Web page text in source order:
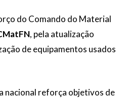
do Comando do Material
, pela atualização
de equipamentos usados
nacional reforça objetivos de